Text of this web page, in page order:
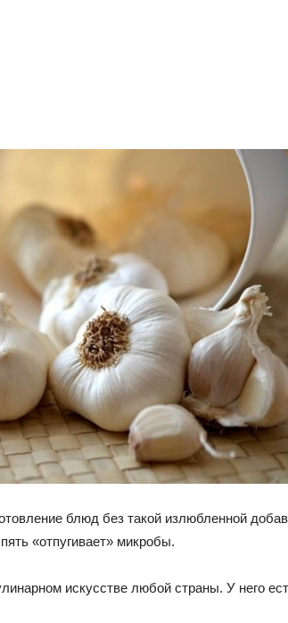
блюд без такой излюбленной
«отпугивает» микробы.
искусстве любой страны. У него